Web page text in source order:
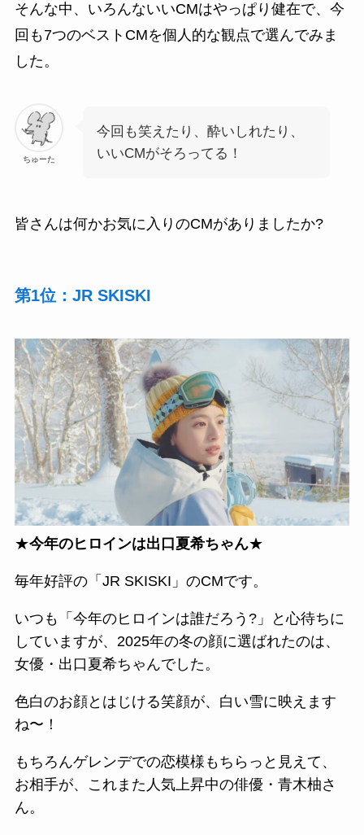
そんな中、いろんないいCMはやっぱり健在で、今
回も7つのベストCMを個人的な観点で選んでみま
した。
ちゅーた
今回も笑えたり、酔いしれたり、
いいCMがそろってる！
皆さんは何かお気に入りのCMがありましたか?
第1位：JR SKISKI
★今年のヒロインは出口夏希ちゃん★
毎年好評の「JR SKISKI」のCMです。
いつも「今年のヒロインは誰だろう?」と心待ちに
していますが、2025年の冬の顔に選ばれたのは、
女優・出口夏希ちゃんでした。
色白のお顔とはじける笑顔が、白い雪に映えます
ね〜！
もちろんゲレンデでの恋模様もちらっと見えて、
お相手が、これまた人気上昇中の俳優・青木柚さ
ん。